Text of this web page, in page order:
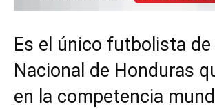
Es el único futbolista de
Nacional de Honduras
en la competencia